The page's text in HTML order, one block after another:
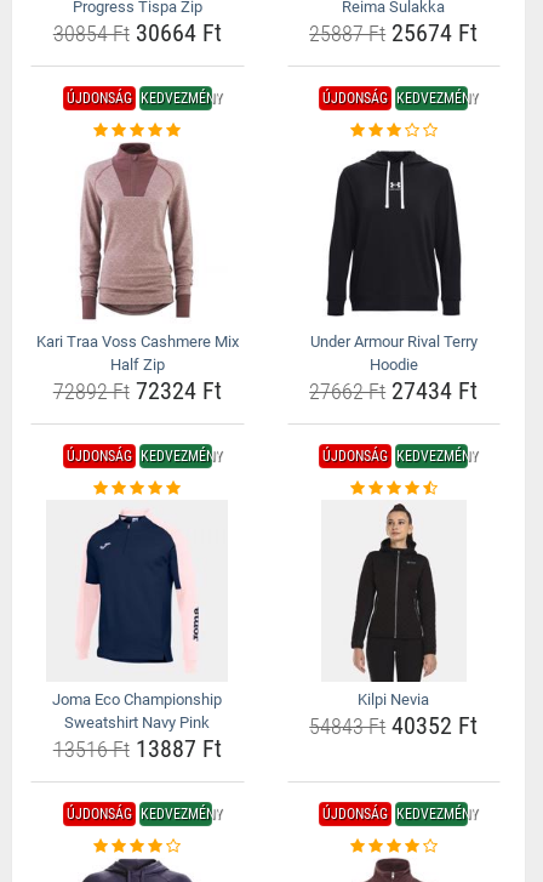
Progress Tispa Zip
30854 Ft30664 Ft
Reima Sulakka
25887 Ft25674 Ft
ÚJDONSÁG KEDVEZMÉNY
Kari Traa Voss Cashmere Mix
Half Zip
72892 Ft72324 Ft
ÚJDONSÁG KEDVEZMÉNY
Under Armour Rival Terry
Hoodie
27662 Ft27434 Ft
ÚJDONSÁG KEDVEZMÉNY
Joma Eco Championship
Sweatshirt Navy Pink
13516 Ft13887 Ft
ÚJDONSÁG KEDVEZMÉNY
Kilpi Nevia
54843 Ft40352 Ft
ÚJDONSÁG KEDVEZMÉNY ÚJDONSÁG KEDVEZMÉNY